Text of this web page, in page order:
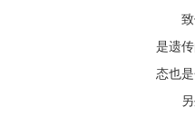
是遗
态也